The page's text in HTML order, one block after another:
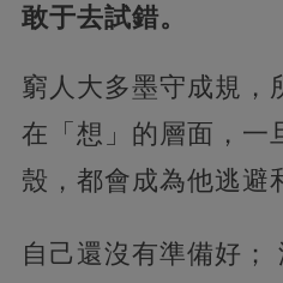
敢于去試錯。
窮人大多墨守成規，
在「想」的層面，一
殼，都會成為他逃避
自己還沒有準備好；